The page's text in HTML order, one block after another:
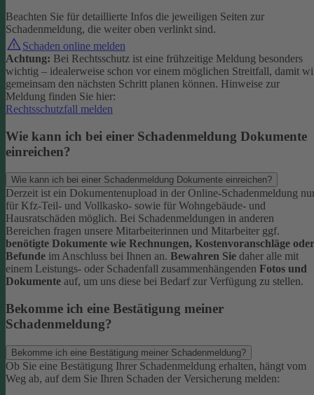
Beachten Sie für detaillierte Infos die jeweiligen Seiten zur
Schadenmeldung, die weiter oben verlinkt sind.
Schaden online melden
Achtung: Bei Rechtsschutz ist eine frühzeitige Meldung besonders
wichtig – idealerweise schon vor einem möglichen Streitfall, damit
gemeinsam den nächsten Schritt planen können. Hinweise zur
Meldung finden Sie hier:
Rechtsschutzfall melden
Wie kann ich bei einer Schadenmeldung Dokumente
einreichen?
Wie kann ich bei einer Schadenmeldung Dokumente einreichen?
Derzeit ist ein Dokumentenupload in der Online-Schadenmeldung
für Kfz-Teil- und Vollkasko- sowie für Wohngebäude- und
Hausratschäden möglich. Bei Schadenmeldungen in anderen
Bereichen fragen unsere Mitarbeiterinnen und Mitarbeiter ggf.
benötigte Dokumente wie Rechnungen, Kostenvoranschläge oder
Befunde im Anschluss bei Ihnen an. Bewahren Sie daher alle mit
einem Leistungs- oder Schadenfall zusammenhängenden Fotos und
Dokumente auf, um uns diese bei Bedarf zur Verfügung zu stellen.
Bekomme ich eine Bestätigung meiner
Schadenmeldung?
Bekomme ich eine Bestätigung meiner Schadenmeldung?
Ob Sie eine Bestätigung Ihrer Schadenmeldung erhalten, hängt vom
Weg ab, auf dem Sie Ihren Schaden der Versicherung melden: